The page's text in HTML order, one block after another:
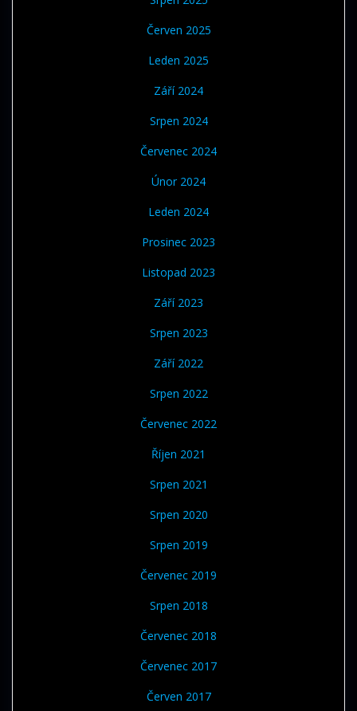
Červen 2025
Leden 2025
Září 2024
Srpen 2024
Červenec 2024
Únor 2024
Leden 2024
Prosinec 2023
Listopad 2023
Září 2023
Srpen 2023
Září 2022
Srpen 2022
Červenec 2022
Říjen 2021
Srpen 2021
Srpen 2020
Srpen 2019
Červenec 2019
Srpen 2018
Červenec 2018
Červenec 2017
Červen 2017